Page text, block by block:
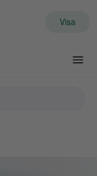
Visa